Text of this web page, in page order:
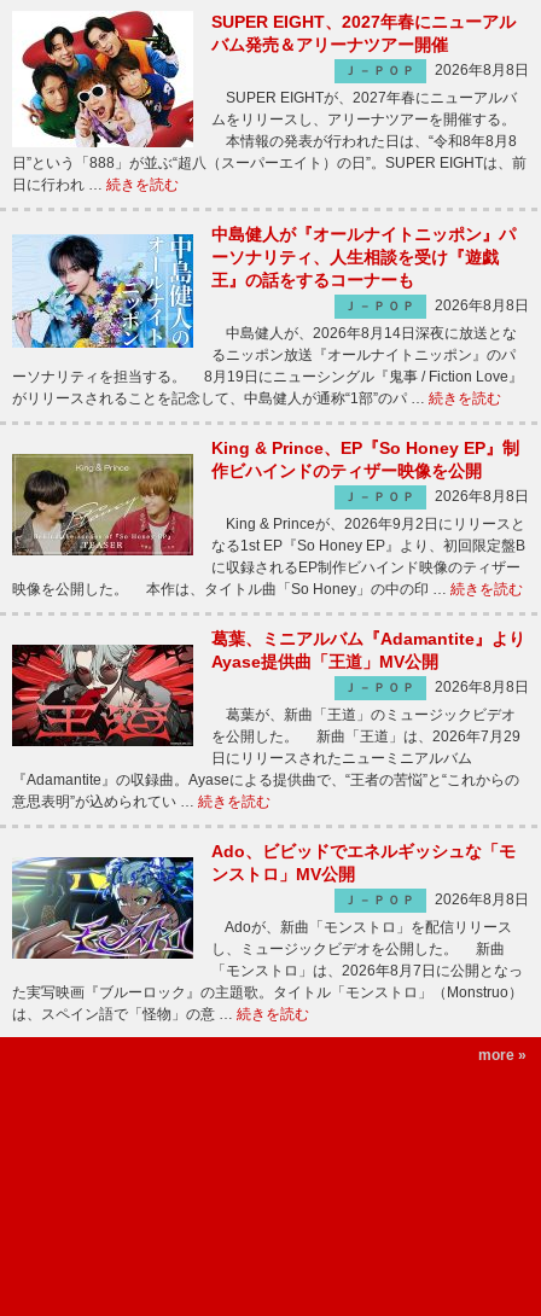
SUPER EIGHT、2027年春にニューアル
バム発売＆アリーナツアー開催
Ｊ－ＰＯＰ
2026年8月8日
SUPER EIGHTが、2027年春にニューアルバ
ムをリリースし、アリーナツアーを開催する。
本情報の発表が行われた日は、“令和8年8月8
日”という「888」が並ぶ“超八（スーパーエイト）の日”。SUPER EIGHTは、前
日に行われ … 続きを読む
中島健人が『オールナイトニッポン』パ
ーソナリティ、人生相談を受け『遊戯
王』の話をするコーナーも
Ｊ－ＰＯＰ
2026年8月8日
中島健人が、2026年8月14日深夜に放送とな
るニッポン放送『オールナイトニッポン』のパ
ーソナリティを担当する。 8月19日にニューシングル『鬼事 / Fiction Love』
がリリースされることを記念して、中島健人が通称“1部”のパ … 続きを読む
King & Prince、EP『So Honey EP』制
作ビハインドのティザー映像を公開
Ｊ－ＰＯＰ
2026年8月8日
King & Princeが、2026年9月2日にリリースと
なる1st EP『So Honey EP』より、初回限定盤B
に収録されるEP制作ビハインド映像のティザー
映像を公開した。 本作は、タイトル曲「So Honey」の中の印 … 続きを読む
葛葉、ミニアルバム『Adamantite』より
Ayase提供曲「王道」MV公開
Ｊ－ＰＯＰ
2026年8月8日
葛葉が、新曲「王道」のミュージックビデオ
を公開した。 新曲「王道」は、2026年7月29
日にリリースされたニューミニアルバム
『Adamantite』の収録曲。Ayaseによる提供曲で、“王者の苦悩”と“これからの
意思表明”が込められてい … 続きを読む
Ado、ビビッドでエネルギッシュな「モ
ンストロ」MV公開
Ｊ－ＰＯＰ
2026年8月8日
Adoが、新曲「モンストロ」を配信リリース
し、ミュージックビデオを公開した。 新曲
「モンストロ」は、2026年8月7日に公開となっ
た実写映画『ブルーロック』の主題歌。タイトル「モンストロ」（Monstruo）
は、スペイン語で「怪物」の意 … 続きを読む
more »